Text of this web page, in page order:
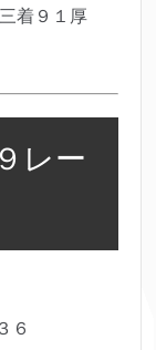
着９１厚
レー
６